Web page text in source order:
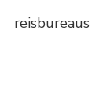
reisbureaus